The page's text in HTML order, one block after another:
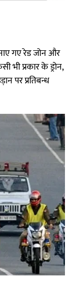
गए रेड जोन और
भी प्रकार के ड्रोन,
पर प्रतिबन्ध